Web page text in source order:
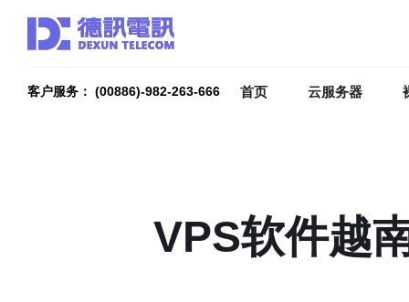
客户服务： (00886)-982-263-666 首页 云服务器
VPS软件越